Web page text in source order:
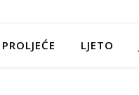
PROLJEĆE LJETO